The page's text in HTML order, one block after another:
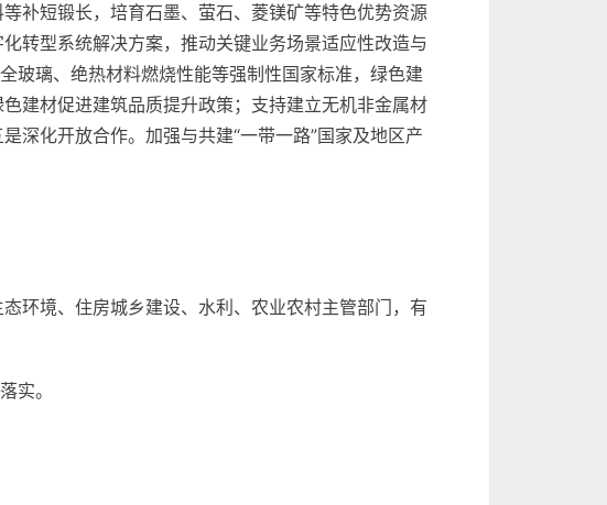
补短锻长，培育石墨、萤石、菱镁矿等特色优势资源
转型系统解决方案，推动关键业务场景适应性改造与
玻璃、绝热材料燃烧性能等强制性国家标准，绿色建
建材促进建筑品质提升政策；支持建立无机非金属材
深化开放合作。加强与共建“一带一路”国家及地区产
环境、住房城乡建设、水利、农业农村主管部门，有
实。